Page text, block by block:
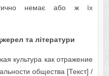
немає або ж їх
та літератури
культура как отражение
общества [Текст] /